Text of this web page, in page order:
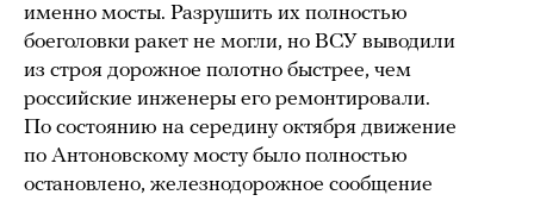
именно мосты. Разрушить их полностью
боеголовки ракет не могли, но ВСУ выводили
из строя дорожное полотно быстрее, чем
российские инженеры его ремонтировали.
По состоянию на середину октября движение
по Антоновскому мосту было полностью
остановлено, железнодорожное сообщение